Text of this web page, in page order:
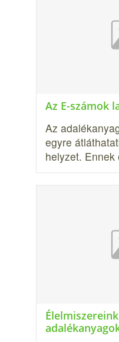
Az E-számok
Az
egyre
helyzet.